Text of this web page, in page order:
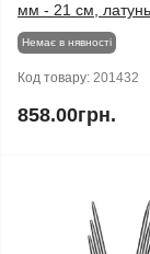
мм - 21 см, латунь
Немає в нявності
Код товару: 201432
858.00грн.